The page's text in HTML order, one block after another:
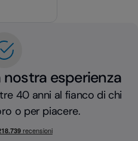
esperienza
40 anni al fianco di chi
o per piacere.